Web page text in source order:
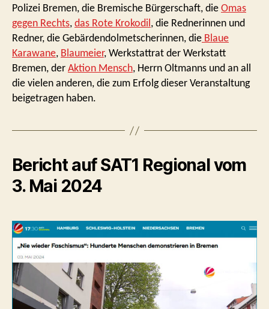
Polizei Bremen, die Bremische Bürgerschaft, die Omas
gegen Rechts, das Rote Krokodil, die Rednerinnen und
Redner, die Gebärdendolmetscherinnen, die Blaue
Karawane, Blaumeier, Werkstattrat der Werkstatt
Bremen, der Aktion Mensch, Herrn Oltmanns und an all
die vielen anderen, die zum Erfolg dieser Veranstaltung
beigetragen haben.
Bericht auf SAT1 Regional vom
3. Mai 2024